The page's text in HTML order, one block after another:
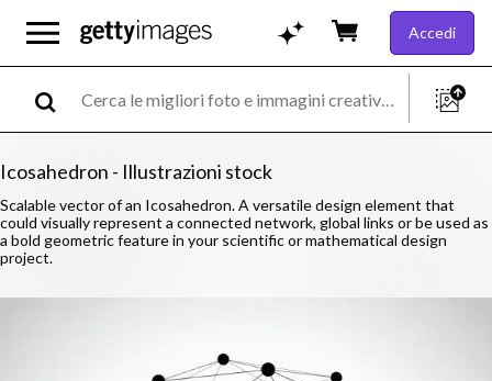
Accedi
Icosahedron - Illustrazioni stock
Scalable vector of an Icosahedron. A versatile design element that
could visually represent a connected network, global links or be used as
a bold geometric feature in your scientific or mathematical design
project.